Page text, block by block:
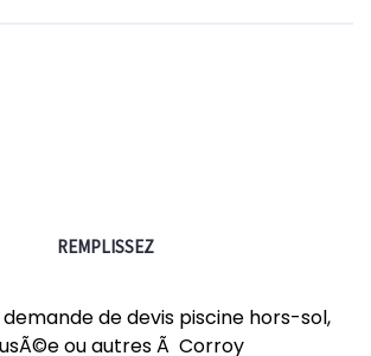
REMPLISSEZ
demande de devis piscine hors-sol,
ou autres Ã Corroy